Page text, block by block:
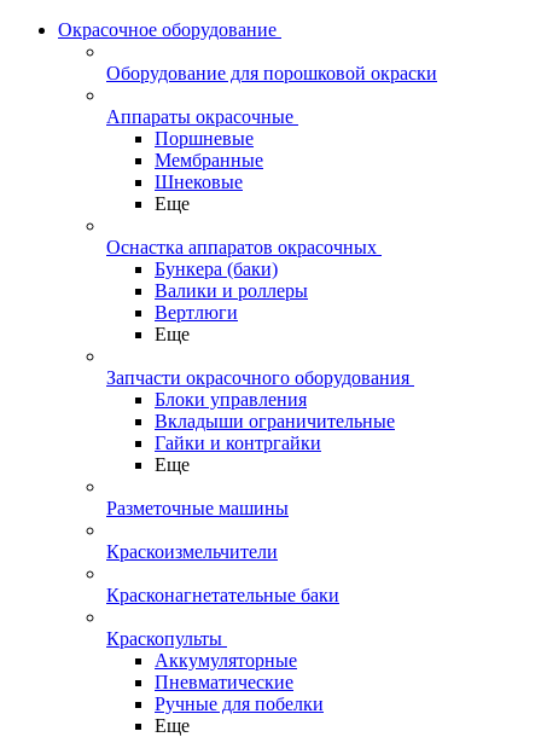
Окрасочное оборудование
Оборудование для порошковой окраски
Аппараты окрасочные
Поршневые
Мембранные
Шнековые
Еще
Оснастка аппаратов окрасочных
Бункера (баки)
Валики и роллеры
Вертлюги
Еще
Запчасти окрасочного оборудования
Блоки управления
Вкладыши ограничительные
Гайки и контргайки
Еще
Разметочные машины
Краскоизмельчители
Красконагнетательные баки
Краскопульты
Аккумуляторные
Пневматические
Ручные для побелки
Еще